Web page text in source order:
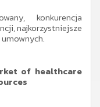
konkurencja
najkorzystniejsze
of healthcare